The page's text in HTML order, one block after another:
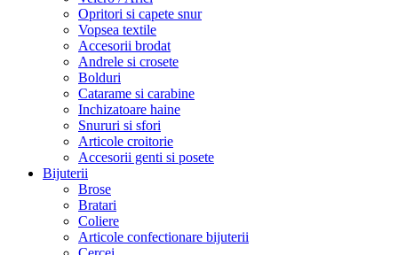
Opritori si capete snur
Vopsea textile
Accesorii brodat
Andrele si crosete
Bolduri
Catarame si carabine
Inchizatoare haine
Snururi si sfori
Articole croitorie
Accesorii genti si posete
Bijuterii
Brose
Bratari
Coliere
Articole confectionare bijuterii